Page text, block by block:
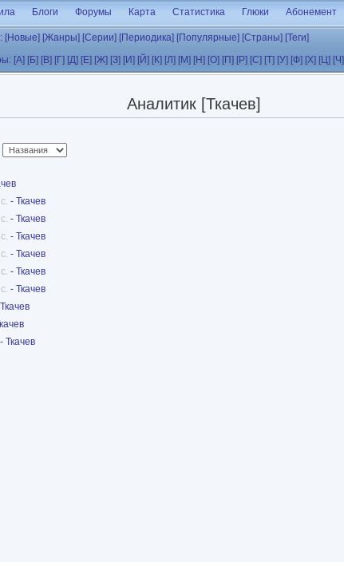
Блоги Форумы Карта Статистика Глюки Абонемент
[Новые] [Жанры] [Серии] [Периодика] [Популярные] [Страны] [Теги]
[А] [Б] [В] [Г] [Д] [Е] [Ж] [З] [И] [Й] [К] [Л] [М] [Н] [О] [П] [Р] [С] [Т] [У] [Ф] [Х] [Ц] [Ч]
Аналитик [Ткачев]
- Ткачев
- Ткачев
- Ткачев
- Ткачев
- Ткачев
- Ткачев
Ткачев
- Ткачев